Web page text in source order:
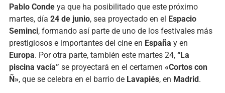
Pablo Condeya que ha posibilitado que este próximo
martes, día 24 de junio, sea proyectado en el Espacio
Seminci, formando así parte de uno de los festivales más
prestigiosos e importantes del cine en España y en
Europa. Por otra parte, también este martes 24, “La
piscina vacía” se proyectará en el certamen «Cortos con
Ñ», que se celebra en el barrio de Lavapiés, en Madrid.